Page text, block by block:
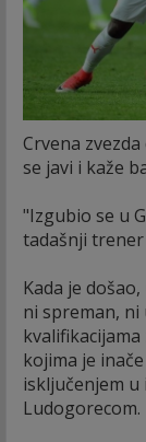
Crvena
se javi i kaže
"Izgubio se u
tadašnji
Kada je
ni spreman, ni
kojima je
isključenjem u
Ludogorecom.